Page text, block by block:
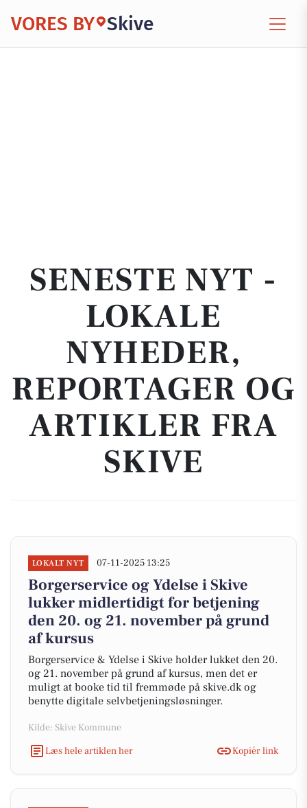
VORES BY Skive
SENESTE NYT -
LOKALE
NYHEDER,
REPORTAGER OG
ARTIKLER FRA
SKIVE
LOKALT NYT 07-11-2025 13:25
Borgerservice og Ydelse i Skive
lukker midlertidigt for betjening
den 20. og 21. november på grund
af kursus
Borgerservice & Ydelse i Skive holder lukket den 20.
og 21. november på grund af kursus, men det er
muligt at booke tid til fremmøde på skive.dk og
benytte digitale selvbetjeningsløsninger.
Kilde: Skive Kommune
Læs hele artiklen her
Kopiér link